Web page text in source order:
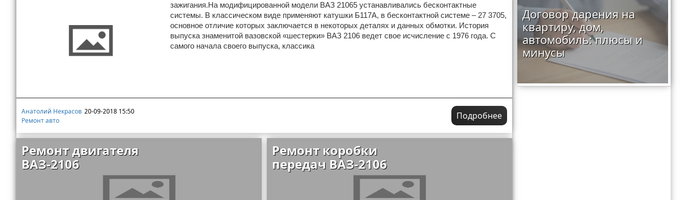
зажигания.На модифицированной модели ВАЗ 21065 устанавливались бесконтактные
системы. В классическом виде применяют катушки Б117А, в бесконтактной системе – 27 3705,
основное отличие которых заключается в некоторых деталях и данных обмотки. История
выпуска знаменитой вазовской «шестерки» ВАЗ 2106 ведет свое исчисление с 1976 года. С
самого начала своего выпуска, классика
Анатолий Некрасов 20-09-2018 15:50
Ремонт авто
Подробнее
Ремонт двигателя
ВАЗ-2106
Ремонт коробки
передач ВАЗ-2106
Договор дарения на
квартиру, дом,
автомобиль: плюсы и
минусы